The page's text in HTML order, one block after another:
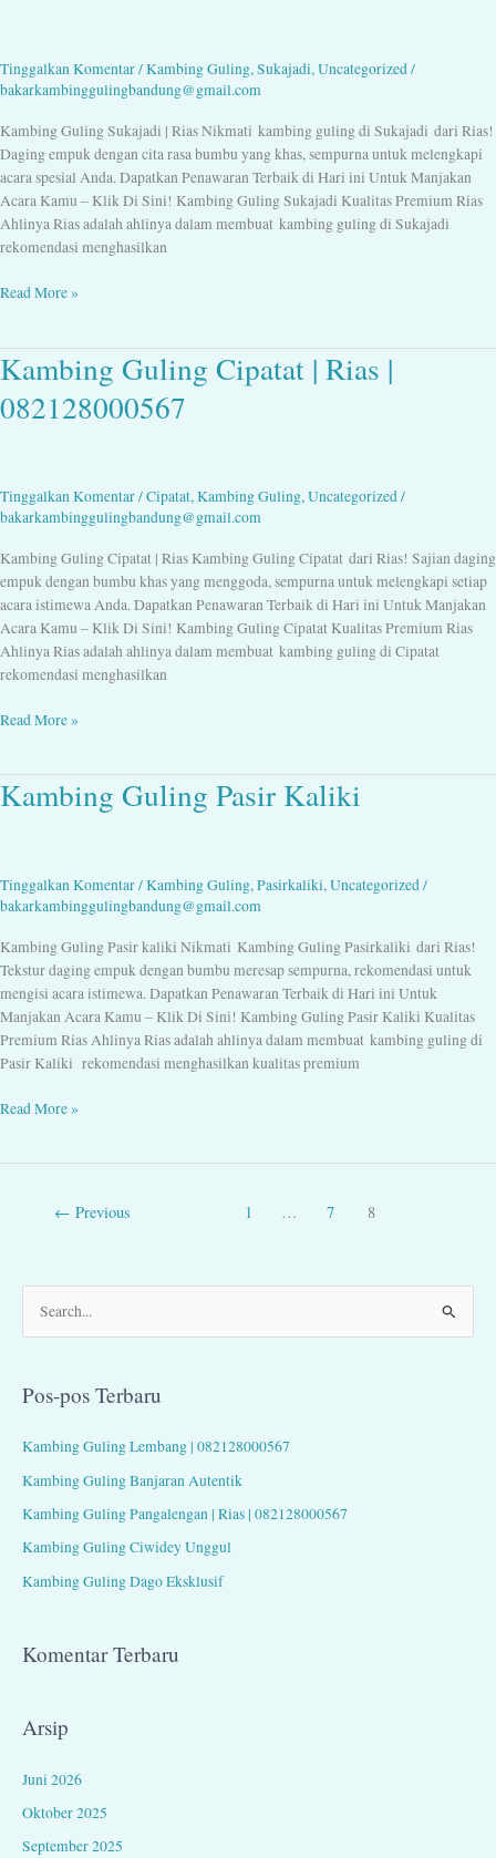
Tinggalkan Komentar/Kambing Guling,Sukajadi,Uncategorized/
bakarkambinggulingbandung@gmail.com
Kambing Guling Sukajadi | Rias Nikmati kambing guling di Sukajadi dari Rias!
Daging empuk dengan cita rasa bumbu yang khas, sempurna untuk melengkapi
acara spesial Anda. Dapatkan Penawaran Terbaik di Hari ini Untuk Manjakan
Acara Kamu – Klik Di Sini! Kambing Guling Sukajadi Kualitas Premium Rias
Ahlinya Rias adalah ahlinya dalam membuat kambing guling di Sukajadi
rekomendasi menghasilkan
082128000567
Read More »
Kambing Guling Cipatat | Rias |
082128000567
Tinggalkan Komentar/Cipatat,Kambing Guling,Uncategorized/
bakarkambinggulingbandung@gmail.com
Kambing Guling Cipatat | Rias Kambing Guling Cipatat dari Rias! Sajian daging
empuk dengan bumbu khas yang menggoda, sempurna untuk melengkapi setiap
acara istimewa Anda. Dapatkan Penawaran Terbaik di Hari ini Untuk Manjakan
Acara Kamu – Klik Di Sini! Kambing Guling Cipatat Kualitas Premium Rias
Ahlinya Rias adalah ahlinya dalam membuat kambing guling di Cipatat
rekomendasi menghasilkan
Kambing
Guling
Cipatat
082128000567
Read More »
Kambing Guling Pasir Kaliki
Tinggalkan Komentar/Kambing Guling,Pasirkaliki,Uncategorized/
bakarkambinggulingbandung@gmail.com
Kambing Guling Pasir kaliki Nikmati Kambing Guling Pasirkaliki dari Rias!
Tekstur daging empuk dengan bumbu meresap sempurna, rekomendasi untuk
mengisi acara istimewa. Dapatkan Penawaran Terbaik di Hari ini Untuk
Manjakan Acara Kamu – Klik Di Sini! Kambing Guling Pasir Kaliki Kualitas
Premium Rias Ahlinya Rias adalah ahlinya dalam membuat kambing guling di
Pasir Kaliki rekomendasi menghasilkan kualitas premium
Kambing
Guling
Read More »
← Previous 1 … 7 8
a
i
u
k
:
Pos-pos Terbaru
Kambing Guling Lembang | 082128000567
Kambing Guling Banjaran Autentik
Kambing Guling Pangalengan | Rias | 082128000567
Kambing Guling Ciwidey Unggul
Kambing Guling Dago Eksklusif
Komentar Terbaru
Arsip
Juni 2026
Oktober 2025
September 2025